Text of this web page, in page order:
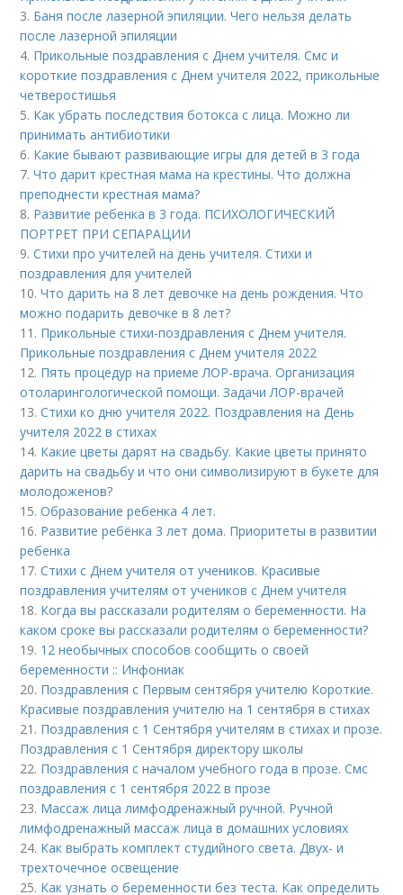
3. Баня после лазерной эпиляции. Чего нельзя делать
после лазерной эпиляции
4. Прикольные поздравления с Днем учителя. Смс и
короткие поздравления с Днем учителя 2022, прикольные
четверостишья
5. Как убрать последствия ботокса с лица. Можно ли
принимать антибиотики
6. Какие бывают развивающие игры для детей в 3 года
7.Что дарит крестная мама на крестины. Что должна
преподнести крестная мама?
8. Развитие ребенка в 3 года. ПСИХОЛОГИЧЕСКИЙ
ПОРТРЕТ ПРИ СЕПАРАЦИИ
9.Стихи про учителей на день учителя. Стихи и
поздравления для учителей
10.Что дарить на 8 лет девочке на день рождения. Что
можно подарить девочке в 8 лет?
11. Прикольные стихи-поздравления с Днем учителя.
Прикольные поздравления с Днем учителя 2022
12. Пять процедур на приеме ЛОР-врача. Организация
отоларингологической помощи. Задачи ЛОР-врачей
13.Стихи ко дню учителя 2022. Поздравления на День
учителя 2022 в стихах
14. Какие цветы дарят на свадьбу. Какие цветы принято
дарить на свадьбу и что они символизируют в букете для
молодоженов?
15.Образование ребенка 4 лет.
16. Развитие ребёнка 3 лет дома. Приоритеты в развитии
ребенка
17.Стихи с Днем учителя от учеников. Красивые
поздравления учителям от учеников с Днем учителя
18. Когда вы рассказали родителям о беременности. На
каком сроке вы рассказали родителям о беременности?
19. 12 необычных способов сообщить о своей
беременности :: Инфониак
20. Поздравления с Первым сентября учителю Короткие.
Красивые поздравления учителю на 1 сентября в стихах
21. Поздравления с 1 Сентября учителям в стихах и прозе.
Поздравления с 1 Сентября директору школы
22. Поздравления с началом учебного года в прозе. Смс
поздравления с 1 сентября 2022 в прозе
23. Массаж лица лимфодренажный ручной. Ручной
лимфодренажный массаж лица в домашних условиях
24. Как выбрать комплект студийного света. Двух- и
трехточечное освещение
25. Как узнать о беременности без теста. Как определить